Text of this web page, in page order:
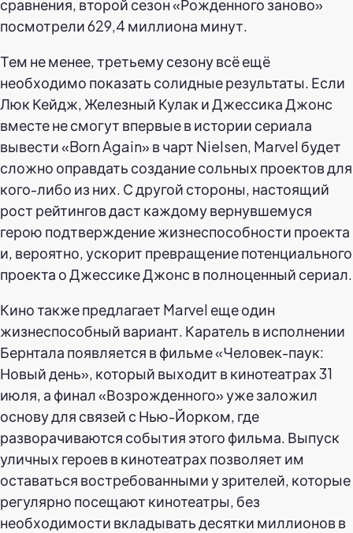
сравнения, второй сезон «Рожденного заново»
посмотрели 629,4 миллиона минут.
Тем не менее, третьему сезону всё ещё
необходимо показать солидные результаты. Если
Люк Кейдж, Железный Кулак и Джессика Джонс
вместе не смогут впервые в истории сериала
вывести «Born Again» в чарт Nielsen, Marvel будет
сложно оправдать создание сольных проектов для
кого-либо из них. С другой стороны, настоящий
рост рейтингов даст каждому вернувшемуся
герою подтверждение жизнеспособности проекта
и, вероятно, ускорит превращение потенциального
проекта о Джессике Джонс в полноценный сериал.
Кино также предлагает Marvel еще один
жизнеспособный вариант. Каратель в исполнении
Бернтала появляется в фильме «Человек-паук:
Новый день», который выходит в кинотеатрах 31
июля, а финал «Возрожденного» уже заложил
основу для связей с Нью-Йорком, где
разворачиваются события этого фильма. Выпуск
уличных героев в кинотеатрах позволяет им
оставаться востребованными у зрителей, которые
регулярно посещают кинотеатры, без
необходимости вкладывать десятки миллионов в